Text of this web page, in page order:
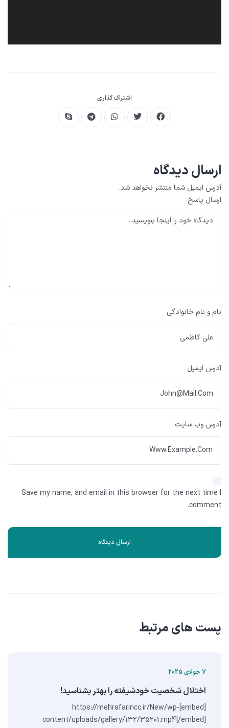
اشتراک گذاری
ارسال دیدگاه
آدرس ایمیل شما منتشر نخواهد شد.
ارسال پاسخ
نام و نام خانوادگی
آدرس ایمیل
آدرس وب سایت
Save my name, and email in this browser for the next time I
comment.
پست های مرتبط
7 جولای 2025
اختلال شخصیت خودشیفته را بهتر بشناسید!
[embed]https://mehrafarincc.ir/New/wp-
content/uploads/gallery/132/35201.mp4[/embed]